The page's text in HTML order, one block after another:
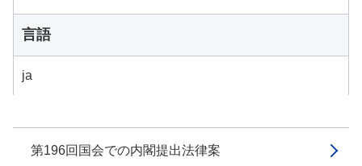
第196回国会での内閣提出法律案
言語
ja